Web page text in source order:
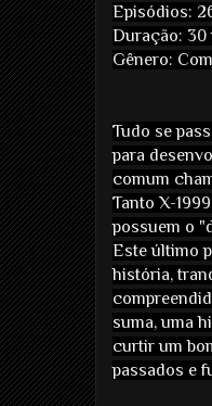
Episódios:
Duração: 30
Gênero:
Tudo se
para
comum
Tanto X-
possuem o
Este último
história,
suma, uma
curtir um
passados e